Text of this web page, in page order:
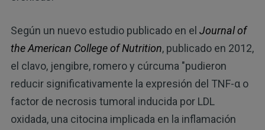
Según un nuevo estudio publicado en el Journal of
the American College of Nutrition, publicado en 2012,
el clavo, jengibre, romero y cúrcuma "pudieron
reducir significativamente la expresión del TNF-α o
factor de necrosis tumoral inducida por LDL
oxidada, una citocina implicada en la inflamación